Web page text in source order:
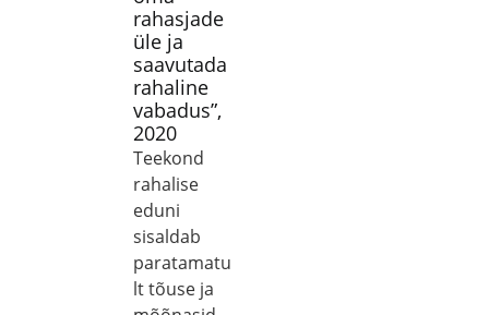
rahasjade
üle ja
saavutada
rahaline
vabadus”,
2020
Teekond
rahalise
eduni
sisaldab
paratamatu
lt tõuse ja